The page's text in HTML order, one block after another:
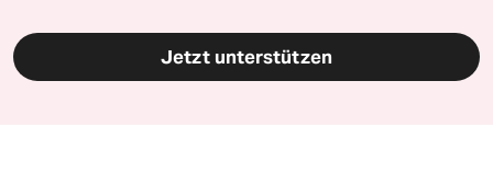
Jetzt unterstützen